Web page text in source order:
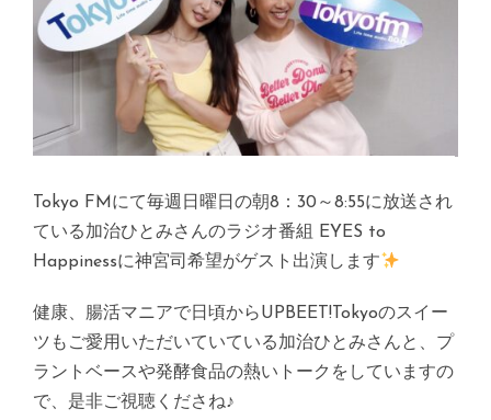
Tokyo FMにて毎週日曜日の朝8：30～8:55に放送され
ている加治ひとみさんのラジオ番組 EYES to
Happinessに神宮司希望がゲスト出演します
健康、腸活マニアで日頃からUPBEET!Tokyoのスイー
ツもご愛用いただいていている加治ひとみさんと、プ
ラントベースや発酵食品の熱いトークをしていますの
で、是非ご視聴くださね♪